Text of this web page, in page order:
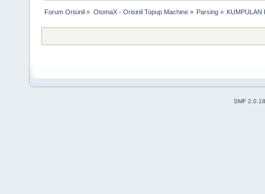
Forum Orisinil » OtomaX - Orisinil Topup Machine» Parsing» KUMPULAN
SMF 2.0.18